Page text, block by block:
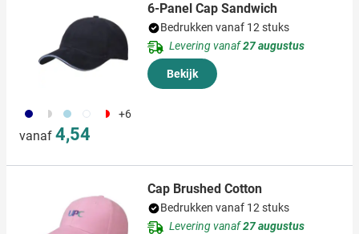
informatie over uw gebruik van onze site met onze
partners voor social media, adverteren en analyse. Deze
partners kunnen deze gegevens combineren met andere
informatie die u aan ze heeft verstrekt of die ze hebben
verzameld op basis van uw gebruik van hun services.
960 267 268 169 048 +6
vanaf 4,54
6-Panel Cap Sandwich
Bedrukken vanaf 12 stuks
Levering vanaf27 augustus
Bekijk
Cap Brushed Cotton
Bedrukken vanaf 12 stuks
Levering vanaf27 augustus